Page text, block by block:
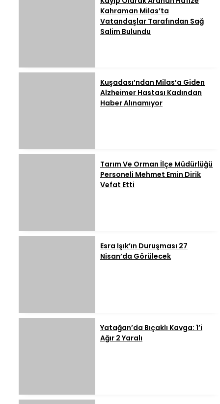
Kahraman Milas’ta
Vatandaşlar Tarafından Sağ
Salim Bulundu
Kuşadası’ndan Milas’a Giden
Alzheimer Hastası Kadından
Haber Alınamıyor
Tarım Ve Orman İlçe Müdürlüğü
Personeli Mehmet Emin Dirik
Vefat Etti
Esra Işık’ın Duruşması 27
Nisan’da Görülecek
Yatağan’da Bıçaklı Kavga: 1’i
Ağır 2 Yaralı